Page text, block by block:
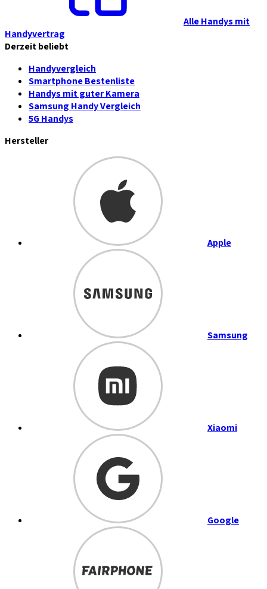
Alle Handys mit
Handyvertrag
Derzeit beliebt
Handyvergleich
Smartphone Bestenliste
Handys mit guter Kamera
Samsung Handy Vergleich
5G Handys
Hersteller
Apple
Samsung
Xiaomi
Google